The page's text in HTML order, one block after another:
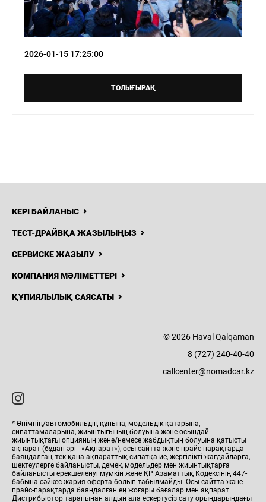
2026-01-15 17:25:00
ТОЛЫҒЫРАҚ
КЕРІ БАЙЛАНЫС
ТЕСТ-ДРАЙВҚА ЖАЗЫЛЫҢЫЗ
СЕРВИСКЕ ЖАЗЫЛУ
КОМПАНИЯ МӘЛІМЕТТЕРІ
ҚҰПИЯЛЫЛЫҚ САЯСАТЫ
© 2026 Haval Qalqaman
8 (727) 240-40-40
callcenter@nomadcar.kz
* Өнімнің/автомобильдің құнына, модельдік қатарына,
сипаттамаларына, жиынтығының болуына және осындай
жиынтықтағы опцияның және/немесе жабдықтың болуына қатысты
ақпарат (бұдан әрі - «Ақпарат»), осы сайтта және прайс-парақтарда
баяндалған, тек қана ақпараттық сипатқа ие, жергілікті жағдайларға,
шектеулерге байланысты, демек, модельдер мен жиынтықтарға
байланысты ерекшеленуі мүмкін және ҚР Азаматтық Кодексінің 447-
бабына сәйкес жария оферта болып табылмайды. Осы сайтта және
прайс-парақтарда баяндалған ең жоғары бағалар мен ақпарат
Дистрибьютор тарапынан алдын ала ескертусіз сату орындарындағы